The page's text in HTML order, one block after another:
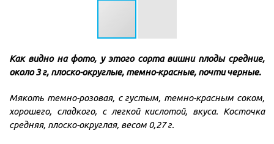
Как видно на фото, у этого сорта вишни плоды средние,
около 3 г, плоско-округлые, темно-красные, почти черные.
Мякоть темно-розовая, с густым, темно-красным соком,
хорошего, сладкого, с легкой кислотой, вкуса. Косточка
средняя, плоско-округлая, весом 0,27 г.